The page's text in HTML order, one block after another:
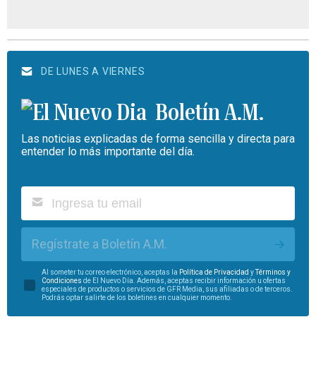
DE LUNES A VIERNES
Boletín A.M.
Las noticias explicadas de forma sencilla y directa para
entender lo más importante del día.
Regístrate a Boletín A.M.
Al someter tu correo electrónico, aceptas la Política de Privacidad y
Términos y
Condiciones de El Nuevo Día. Además, aceptas recibir información u ofertas
especiales de productos o servicios de GFR Media, sus afiliadas o de terceros.
Podrás optar salirte de los boletines en cualquier momento.